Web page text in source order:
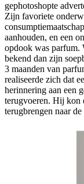
gephotoshopte
Zijn favoriete
aanhouden, en een
opdook was parfum.
bekend dan zijn
3 maanden van
realiseerde zich dat
herinnering aan een
terugvoeren. Hij kon
terugbrengen naar